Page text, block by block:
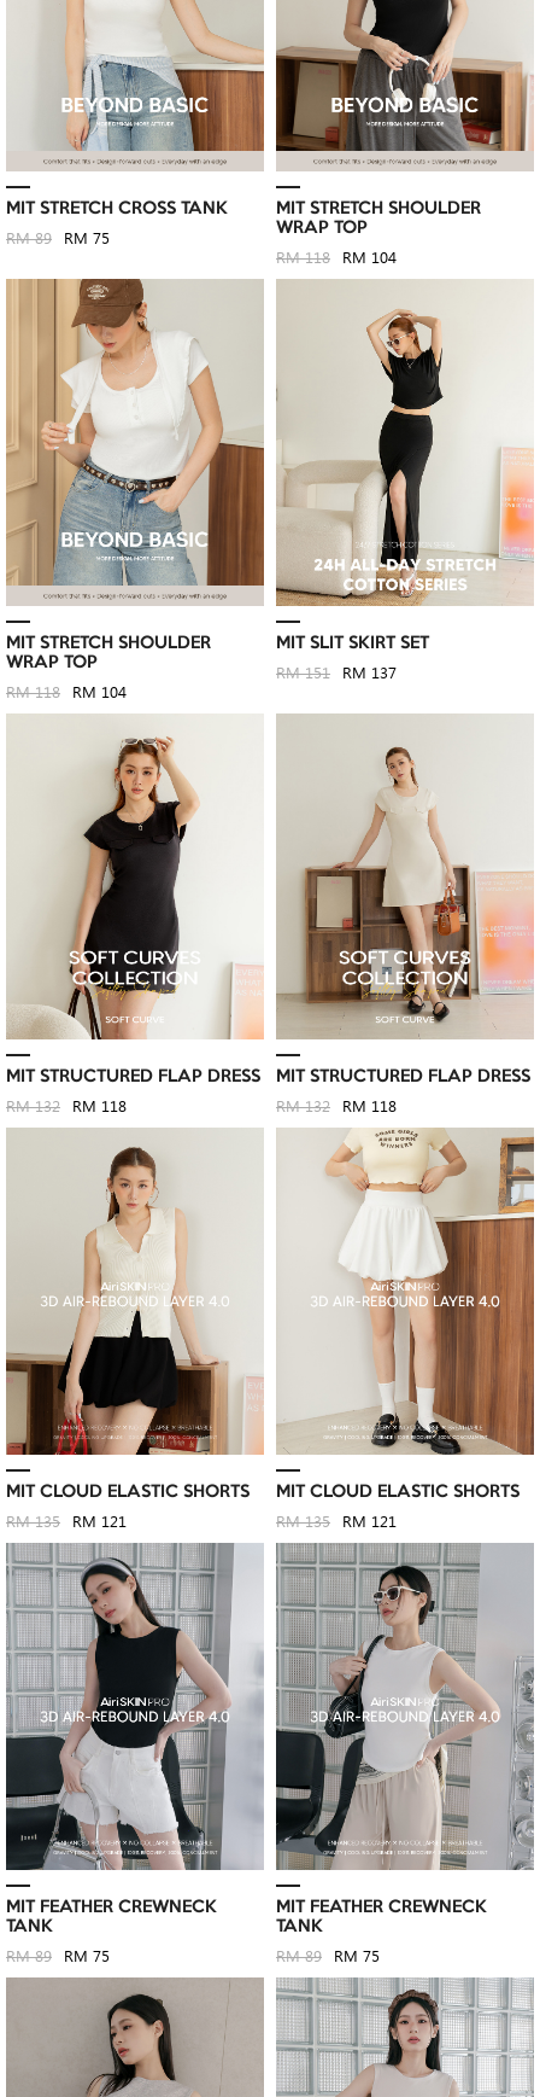
MIT STRETCH CROSS TANK
RM 89 RM 75
MIT STRETCH SHOULDER
WRAP TOP
RM 118 RM 104
MIT STRETCH SHOULDER
WRAP TOP
RM 118 RM 104
MIT SLIT SKIRT SET
RM 151 RM 137
MIT STRUCTURED FLAP DRESS
RM 132 RM 118
MIT STRUCTURED FLAP DRESS
RM 132 RM 118
MIT CLOUD ELASTIC SHORTS
RM 135 RM 121
MIT CLOUD ELASTIC SHORTS
RM 135 RM 121
MIT FEATHER CREWNECK
TANK
RM 89 RM 75
MIT FEATHER CREWNECK
TANK
RM 89 RM 75